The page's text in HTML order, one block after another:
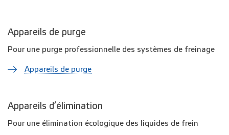
Appareils de purge
Pour une purge professionnelle des systèmes de freinage
Appareils de purge
Appareils d’élimination
Pour une élimination écologique des liquides de frein